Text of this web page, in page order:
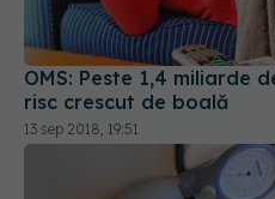
OMS: Peste 1,4 miliarde
risc crescut de boală
13 sep 2018, 19:51